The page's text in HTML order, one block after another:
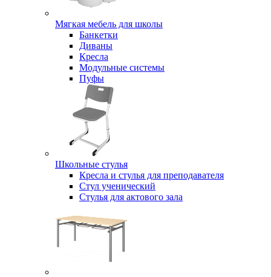
Мягкая мебель для школы
Банкетки
Диваны
Кресла
Модульные системы
Пуфы
Школьные стулья
Кресла и стулья для преподавателя
Стул ученический
Стулья для актового зала